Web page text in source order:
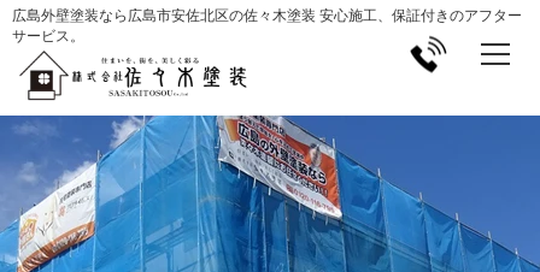
広島外壁塗装なら広島市安佐北区の佐々木塗装 安心施工、保証付きのアフター
サービス。